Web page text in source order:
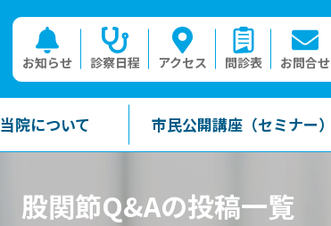
お知らせ 診察日程 アクセス 問診表 お問合せ
当院について 市民公開講座（セミナー）
股関節Q&Aの投稿一覧